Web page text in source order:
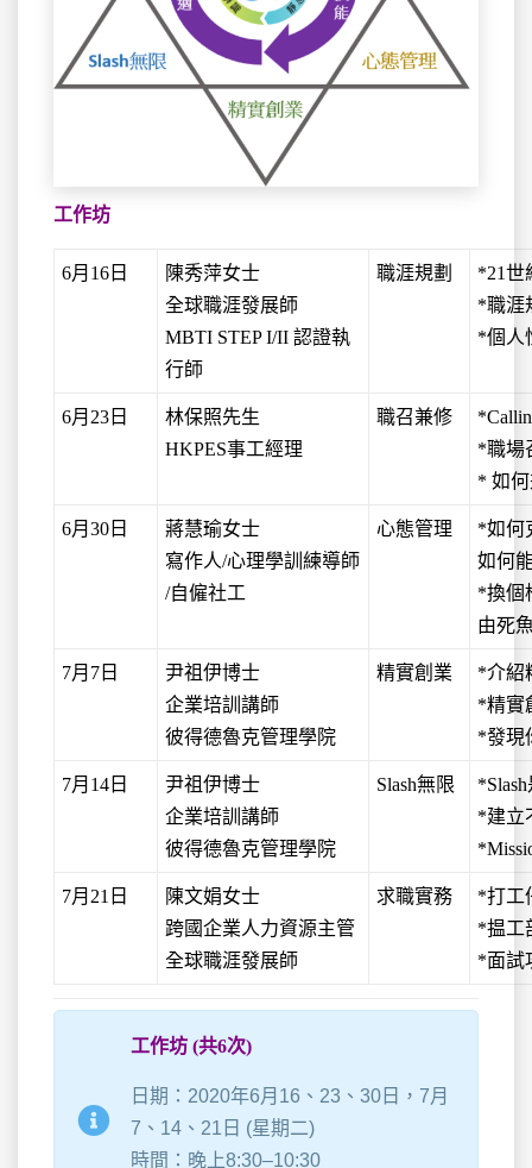
工作坊
6月16日
陳秀萍女士
全球職涯發展師
MBTI STEP I/II 認證執
行師
職涯規劃
*21世
*職涯
*個人
6月23日
林保照先生
HKPES事工經理
職召兼修
*職場
* 如
6月30日
蔣慧瑜女士
寫作人/心理學訓練導師
/自僱社工
心態管理
*如何
如何
*換個
由死
7月7日
尹祖伊博士
企業培訓講師
彼得德魯克管理學院
精實創業
*介紹
*精實
*發現
7月14日
尹祖伊博士
企業培訓講師
彼得德魯克管理學院
Slash無限
*建立
7月21日
陳文娟女士
跨國企業人力資源主管
全球職涯發展師
求職實務
*打工
*揾工
*面試
工作坊 (共6次)
日期：2020年6月16、23、30日，7月
7、14、21日 (星期二)
時間：晚上8:30–10:30